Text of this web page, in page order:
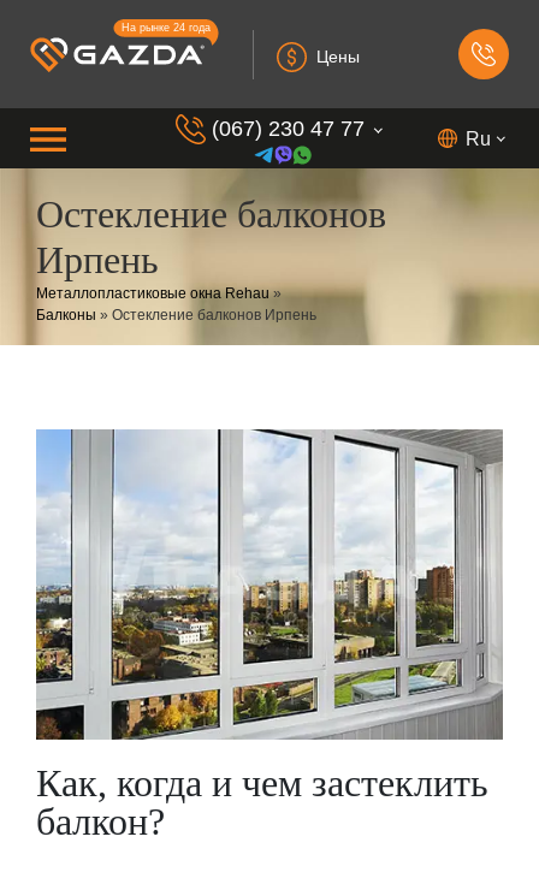
На рынке 24 года
Цены
(067) 230 47 77
(099) 230 73 37
(073) 230 7 337
Ru
Остекление балконов
Ирпень
Металлопластиковые окна Rehau»
Балконы » Остекление балконов Ирпень
Как, когда и чем застеклить
балкон?